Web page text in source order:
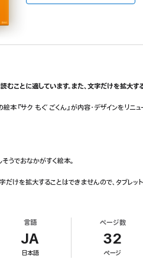
ことに適しています。また、文字だけを拡大す
『サク もぐ ごくん』が内容・デザインをリニュ
うでおなかがすく絵本。
を拡大することはできませんので、タブレッ
言語
JA
日本語
ページ数
32
ページ